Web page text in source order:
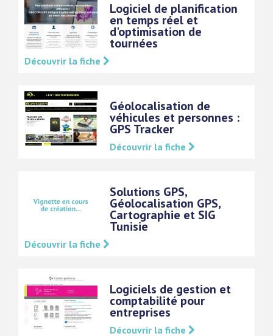
Logiciel de planification
en temps réel et
d'optimisation de
tournées
Découvrir la fiche
Géolocalisation de
véhicules et personnes :
GPS Tracker
Découvrir la fiche
Solutions GPS,
Géolocalisation GPS,
Cartographie et SIG
Tunisie
Découvrir la fiche
Logiciels de gestion et
comptabilité pour
entreprises
Découvrir la fiche